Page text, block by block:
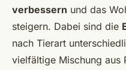
verbessern und das
steigern. Dabei sind die
nach Tierart
vielfältige Mischung aus